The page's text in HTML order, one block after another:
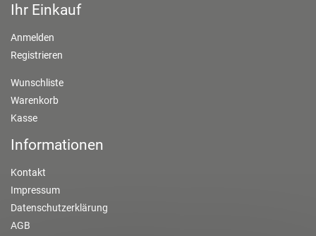
Ihr Einkauf
Anmelden
Registrieren
Wunschliste
Warenkorb
Kasse
Informationen
Kontakt
Impressum
Datenschutzerklärung
AGB